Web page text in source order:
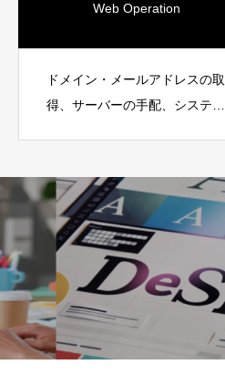
Web Operation
ドメイン・メールアドレスの取
得、サーバーの手配、システム